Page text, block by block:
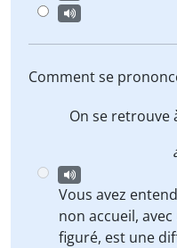
Comment se
On se retrouve
Vous avez
non accueil,
figuré, est une